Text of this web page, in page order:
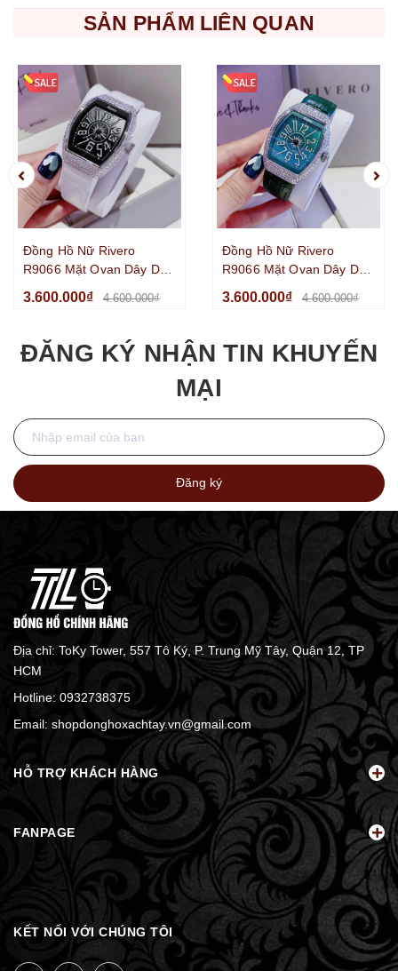
SẢN PHẨM LIÊN QUAN
Đồng Hồ Nữ Rivero
R9066 Mặt Ovan Dây Da
32mm
3.600.000₫ 4.600.000₫
Đồng Hồ Nữ Rivero
R9066 Mặt Ovan Dây Da
Size 32mm
3.600.000₫ 4.600.000₫
ĐĂNG KÝ NHẬN TIN KHUYẾN
MẠI
Đăng ký
Địa chỉ: ToKy Tower, 557 Tô Ký, P. Trung Mỹ Tây, Quận 12, TP
HCM
Hotline: 0932738375
Email: shopdonghoxachtay.vn@gmail.com
HỖ TRỢ KHÁCH HÀNG
FANPAGE
KẾT NỐI VỚI CHÚNG TÔI